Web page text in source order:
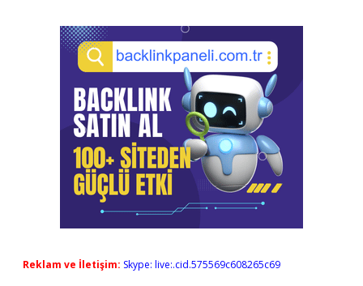
Reklam ve İletişim: Skype: live:.cid.575569c608265c69